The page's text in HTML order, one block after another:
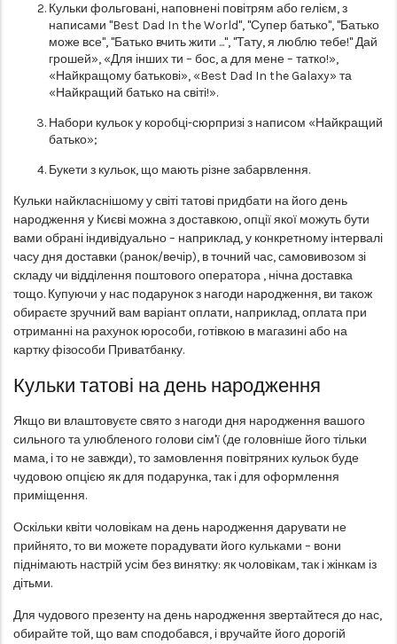
Кульки фольговані, наповнені повітрям або гелієм, з
написами "Best Dad In the World", "Супер батько", "Батько
може все", "Батько вчить жити ...", "Тату, я люблю тебе!" Дай
грошей», «Для інших ти – бос, а для мене – татко!»,
«Найкращому батькові», «Best Dad In the Galaxy» та
«Найкращий батько на світі!».
Набори кульок у коробці-сюрпризі з написом «Найкращий
батько»;
Букети з кульок, що мають різне забарвлення.
Кульки найкласнішому у світі татові придбати на його день
народження у Києві можна з доставкою, опції якої можуть бути
вами обрані індивідуально – наприклад, у конкретному інтервалі
часу дня доставки (ранок/вечір), в точний час, самовивозом зі
складу чи відділення поштового оператора , нічна доставка
тощо. Купуючи у нас подарунок з нагоди народження, ви також
обираєте зручний вам варіант оплати, наприклад, оплата при
отриманні на рахунок юрособи, готівкою в магазині або на
картку фізособи Приватбанку.
Кульки татові на день народження
Якщо ви влаштовуєте свято з нагоди дня народження вашого
сильного та улюбленого голови сім'ї (де головніше його тільки
мама, і то не завжди), то замовлення повітряних кульок буде
чудовою опцією як для подарунка, так і для оформлення
приміщення.
Оскільки квіти чоловікам на день народження дарувати не
прийнято, то ви можете порадувати його кульками – вони
піднімають настрій усім без винятку: як чоловікам, так і жінкам із
дітьми.
Для чудового презенту на день народження звертайтеся до нас,
обирайте той, що вам сподобався, і вручайте його дорогій